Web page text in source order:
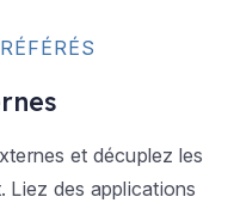
et décuplez les
Liez des applications